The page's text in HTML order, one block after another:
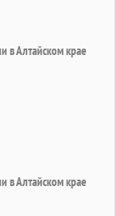
в Алтайском крае
в Алтайском крае